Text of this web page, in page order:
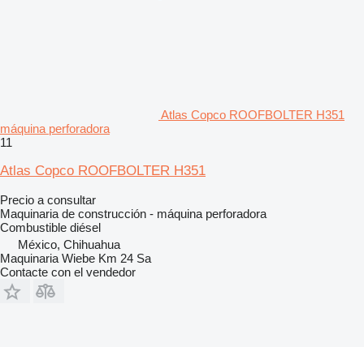
Atlas Copco ROOFBOLTER H351
máquina perforadora
11
Atlas Copco ROOFBOLTER H351
Precio a consultar
Maquinaria de construcción - máquina perforadora
Combustible diésel
México, Chihuahua
Maquinaria Wiebe Km 24 Sa
Contacte con el vendedor